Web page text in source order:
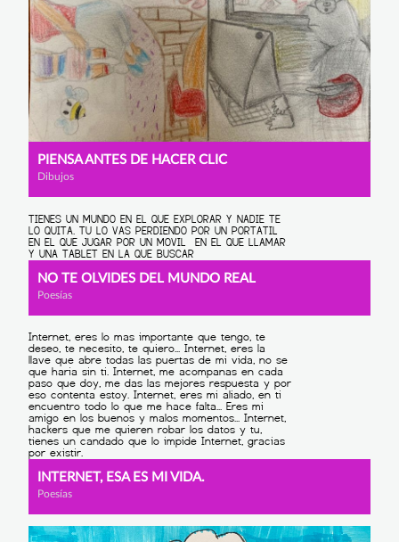
PIENSA ANTES DE HACER CLIC
Dibujos
NO TE OLVIDES DEL MUNDO REAL
Poesías
INTERNET, ESA ES MI VIDA.
Poesías